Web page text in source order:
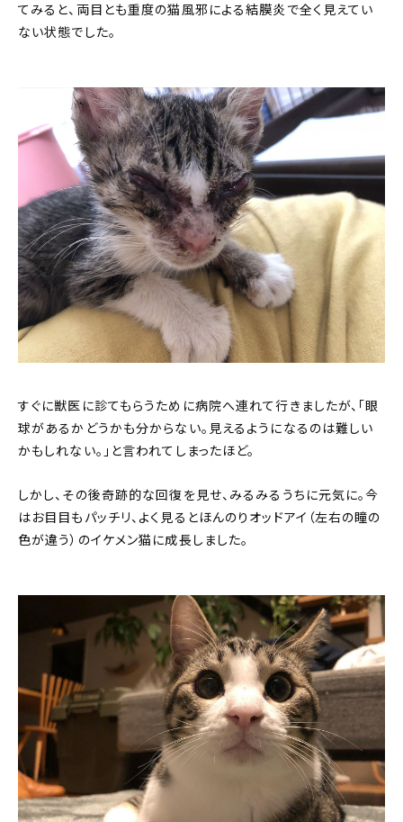
てみると、両目とも重度の猫風邪による結膜炎で全く見えてい
ない状態でした。
すぐに獣医に診てもらうために病院へ連れて行きましたが、「眼
球があるかどうかも分からない。見えるようになるのは難しい
かもしれない。」と言われてしまったほど。
しかし、その後奇跡的な回復を見せ、みるみるうちに元気に。今
はお目目もパッチリ、よく見るとほんのりオッドアイ（左右の瞳の
色が違う）のイケメン猫に成長しました。